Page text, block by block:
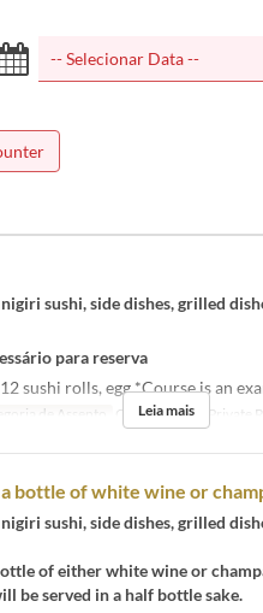
sushi, side dishes, grilled
para reserva
sushi rolls, egg *Course is an
de Assento Counter, Semi-Private
Leia mais
bottle of white wine or
sushi, side dishes, grilled
of either white wine or
be served in a half bottle sake.